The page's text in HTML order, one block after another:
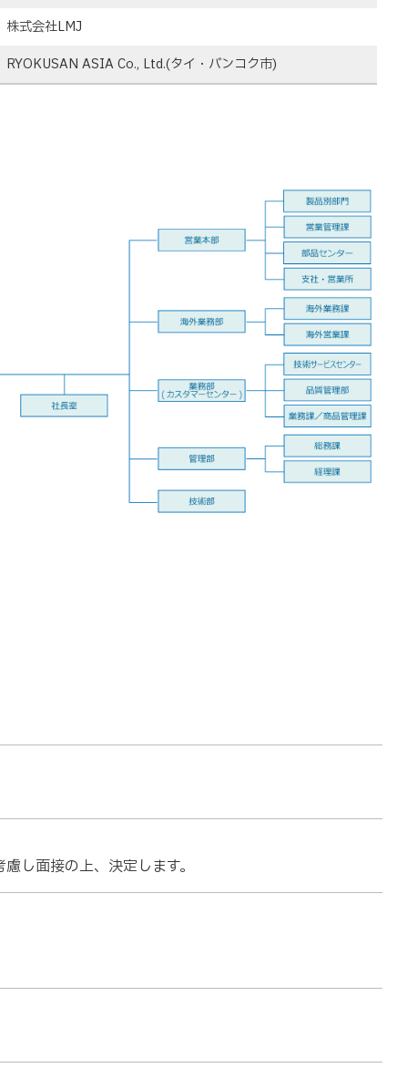
株式会社LMJ
RYOKUSAN ASIA Co., Ltd.(タイ・バンコク市)
し面接の上、決定します。